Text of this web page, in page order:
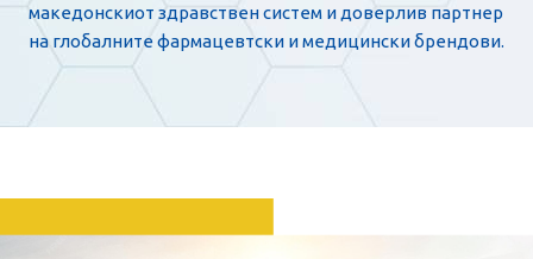
македонскиот здравствен систем и доверлив партнер
на глобалните фармацевтски и медицински брендови.